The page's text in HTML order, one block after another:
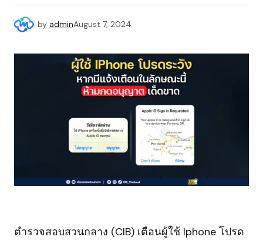
by adminAugust 7, 2024
ตำรวจสอบสวนกลาง (CIB) เตือนผู้ใช้ Iphone โปรด